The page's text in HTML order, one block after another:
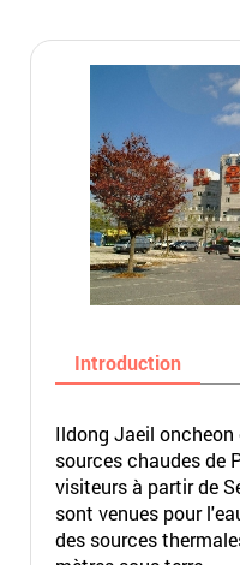
Introduction
Ildong Jaeil
sources chaudes de
visiteurs à partir de
sont venues pour
des sources